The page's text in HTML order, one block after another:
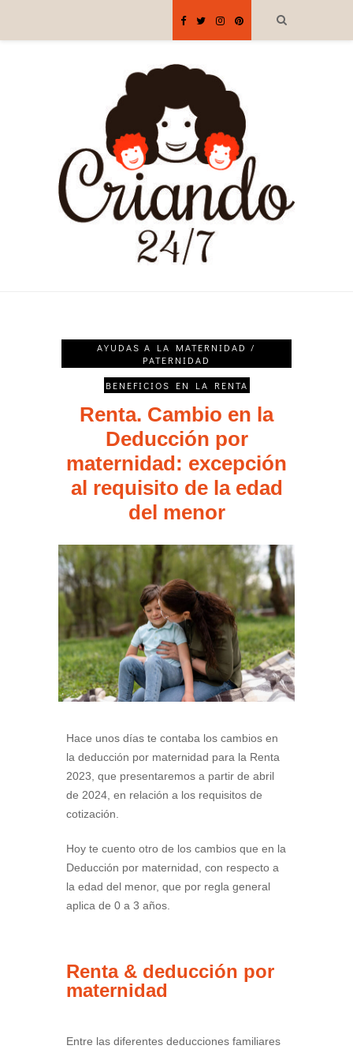
AYUDAS A LA MATERNIDAD /
PATERNIDAD
BENEFICIOS EN LA RENTA
Renta. Cambio en la
Deducción por
maternidad: excepción
al requisito de la edad
del menor
Hace unos días te contaba los cambios en
la deducción por maternidad para la Renta
2023, que presentaremos a partir de abril
de 2024, en relación a los requisitos de
cotización.
Hoy te cuento otro de los cambios que en la
Deducción por maternidad, con respecto a
la edad del menor, que por regla general
aplica de 0 a 3 años.
Renta & deducción por
maternidad
Entre las diferentes deducciones familiares